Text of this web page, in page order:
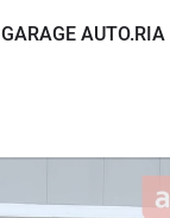
GARAGE AUTO.RIA